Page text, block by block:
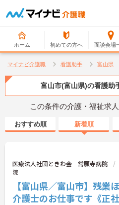
ホーム 初めての方へ 面談会場
マイナビ介護職 看護助手 富山県
富山市(富山県)の看護助
この条件の介護・福祉求
おすすめ順 新着順
医療法人社団ときわ会 常願寺病院
院
【富山県／富山市】残業
介護士のお仕事です《正社